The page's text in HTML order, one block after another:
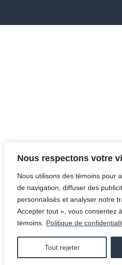
Nous respectons votre
Nous utilisons des témoins pour
de navigation, diffuser des
personnalisés et analyser notre
Accepter tout », vous consentez
témoins.
Politique de
Tout rejeter